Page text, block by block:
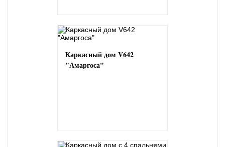
Каркасный дом V642
"Амаргоса"